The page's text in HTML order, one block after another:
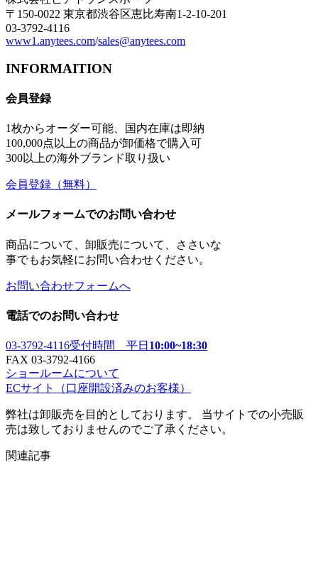
〒150-0022 東京都渋谷区恵比寿南1-2-10-201
03-3792-4116
www1.anytees.com/sales@anytees.com
INFORMAITION
会員登録
1枚からオーダー可能、国内在庫は即納
100,000点以上の商品が卸価格で購入可
300以上の海外ブランド取り扱い
会員登録 （無料）
メールフォームでのお問い合わせ
商品について、卸販売について、ささいな
事でもお気軽にお問い合わせください。
お問い合わせフォームへ
電話でのお問い合わせ
03-3792-4116受付時間 平日 10:00~18:30
FAX 03-3792-4166
ショールームについて
ECサイト
（口座開設済みのお客様）
弊社は卸販売を目的としております。 当サイトでの小売販
売は致しておりませんのでご了承ください。
関連記事